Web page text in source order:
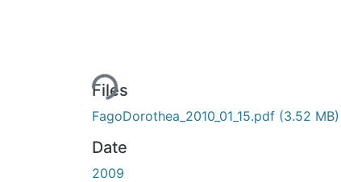
Loading...
Files
FagoDorothea_2010_01_15.pdf (3.52 MB)
Date
2009